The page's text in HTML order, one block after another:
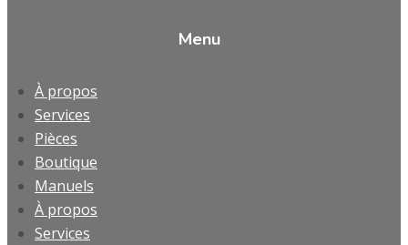
Menu
À propos
Services
Pièces
Boutique
Manuels
À propos
Services